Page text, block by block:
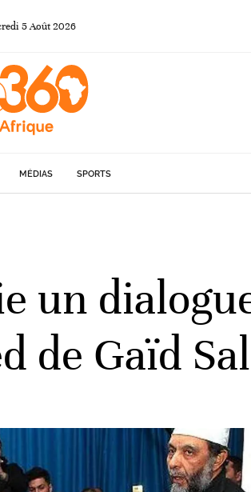
5Août2026
MÉDIAS SPORTS
un
de Gaïd